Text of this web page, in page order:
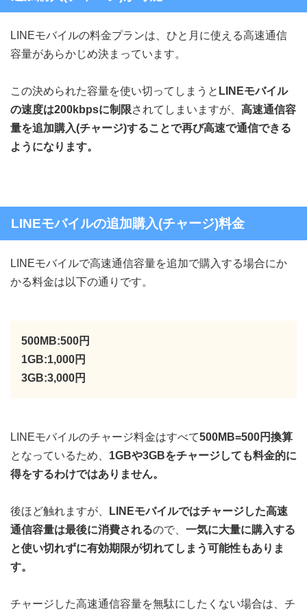
LINEモバイルの料金プランは、ひと月に使える高速通信
容量があらかじめ決まっています。
この決められた容量を使い切ってしまうと LINEモバイル
の速度は200kbpsに制限されてしまいますが、 高速通信容
量を追加購入(チャージ)することで再び高速で通信できる
ようになります。
LINEモバイルの追加購入(チャージ)料金
LINEモバイルで高速通信容量を追加で購入する場合にか
かる料金は以下の通りです。
500MB:500円
1GB:1,000円
3GB:3,000円
LINEモバイルのチャージ料金はすべて500MB=500円換算
となっているため、 1GBや3GBをチャージしても料金的に
得をするわけではありません。
後ほど触れますが、
LINEモバイルではチャージした高速
通信容量は最後に消費されるので、 一気に大量に購入する
と使い切れずに有効期限が切れてしまう可能性もありま
す。
チャージした高速通信容量を無駄にしたくない場合は、チ